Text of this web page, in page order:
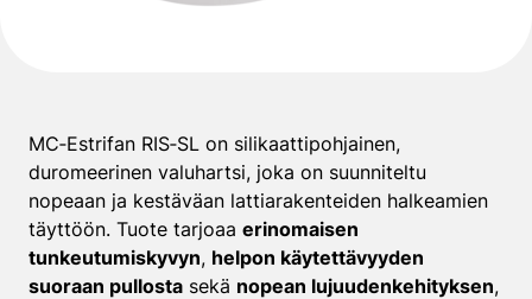
MC‑Estrifan RIS‑SL on silikaattipohjainen,
duromeerinen valuhartsi, joka on suunniteltu
nopeaan ja kestäväan lattiarakenteiden halkeamien
täyttöön. Tuote tarjoaa erinomaisen
tunkeutumiskyvyn, helpon käytettävyyden
suoraan pullosta sekä nopean lujuudenkehityksen,